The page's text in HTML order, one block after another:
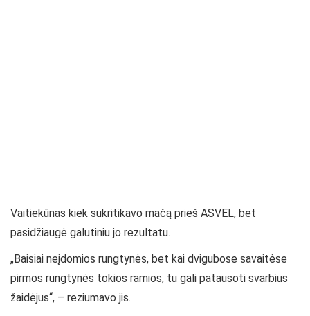
Vaitiekūnas kiek sukritikavo mačą prieš ASVEL, bet
pasidžiaugė galutiniu jo rezultatu.
„Baisiai neįdomios rungtynės, bet kai dvigubose savaitėse
pirmos rungtynės tokios ramios, tu gali patausoti svarbius
žaidėjus“, – reziumavo jis.